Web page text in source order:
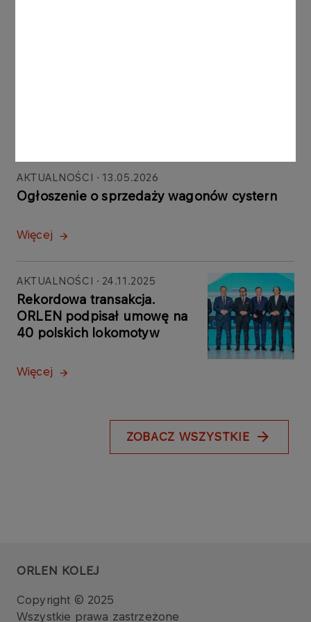
AKTUALNOŚCI 13.05.2026
Ogłoszenie o sprzedaży wagonów cystern
Więcej
AKTUALNOŚCI 24.11.2025
Rekordowa transakcja.
ORLEN podpisał umowę na
40 polskich lokomotyw
Więcej
ZOBACZ WSZYSTKIE
ORLEN KOLEJ
Copyright © 2025
Wszystkie prawa zastrzeżone